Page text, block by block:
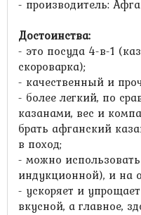
- производитель:
Достоинства:
- это посуда 4-в-1
скороварка);
- качественный и
- более легкий, по
казанами, вес и
брать афганский
в поход;
- можно
индукционной), и на
- ускоряет и
вкусной, а главное,